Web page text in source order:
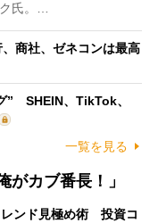
氏。…
商社、ゼネコンは最高
” SHEIN、TikTok、
一覧を見る
がカブ番長！」
レンド見極め術 投資コ